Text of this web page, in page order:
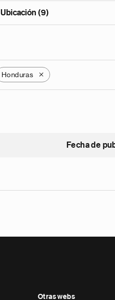
Ubicación (9)
Honduras X
Fecha de
Otras webs